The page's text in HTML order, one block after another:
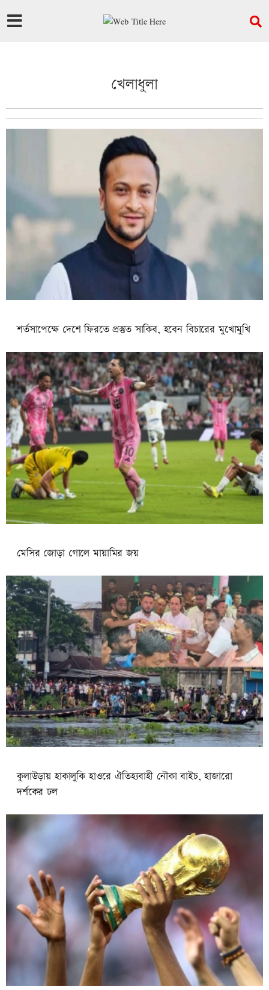
খেলাধুলা
শর্তসাপেক্ষে দেশে ফিরতে প্রস্তুত সাকিব, হবেন বিচারের মুখোমুখি
মেসির জোড়া গোলে মায়ামির জয়
কুলাউড়ায় হাকালুকি হাওরে ঐতিহ্যবাহী নৌকা বাইচ, হাজারো
দর্শকের ঢল